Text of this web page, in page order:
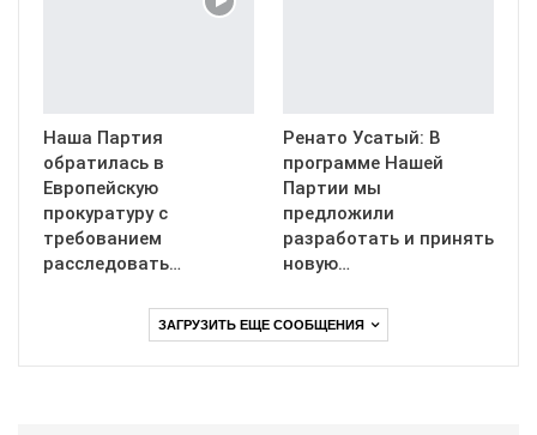
Наша Партия
обратилась в
Европейскую
прокуратуру с
требованием
расследовать…
Ренато Усатый: В
программе Нашей
Партии мы
предложили
разработать и принять
новую…
ЗАГРУЗИТЬ ЕЩЕ СООБЩЕНИЯ